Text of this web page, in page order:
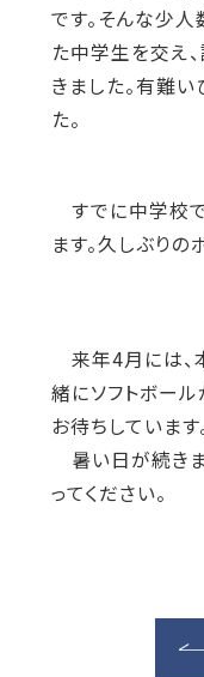
です。そんな少
た中学生を交え
きました。有難
た。
すでに中学校
ます。久しぶり
来年4月には、
緒にソフトボー
お待ちしています
暑い日が続き
ってください。